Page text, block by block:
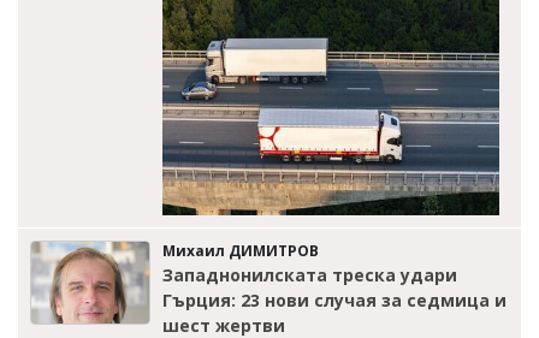
Михаил ДИМИТРОВ
Западнонилската треска удари
Гърция: 23 нови случая за седмица и
шест жертви